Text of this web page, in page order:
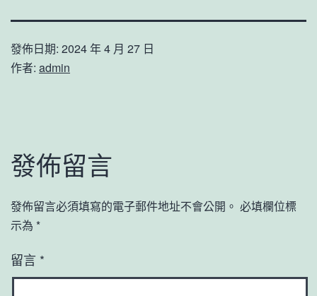
發佈日期: 2024 年 4 月 27 日
作者: admin
發佈留言
發佈留言必須填寫的電子郵件地址不會公開。 必填欄位標
示為 *
留言 *